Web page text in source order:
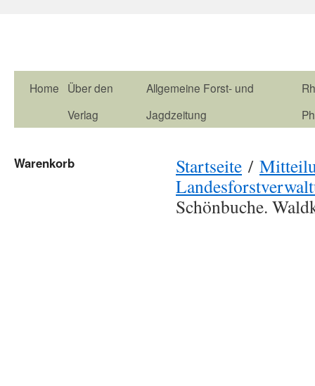
Home
Über den
Verlag
Allgemeine Forst- und
Jagdzeitung
Startseite /
Schönbuche.
Warenkorb